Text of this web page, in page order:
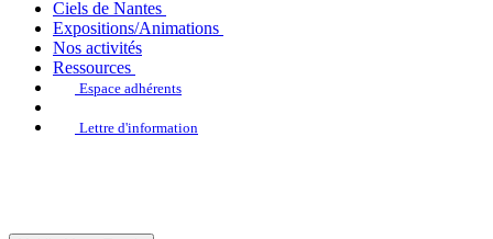
Ciels de Nantes
Expositions/Animations
Nos activités
Ressources
Espace adhérents
Lettre d'information